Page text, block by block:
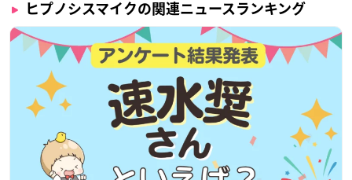
ヒプノシスマイクの関連ニュースランキング